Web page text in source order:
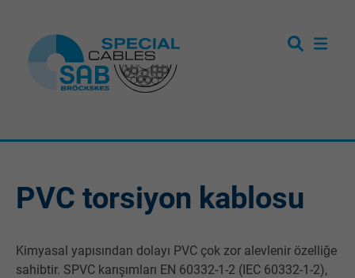
PVC torsiyon kablosu
Kimyasal yapısından dolayı PVC çok zor alevlenir özelliğe
sahibtir. SPVC karışımları EN 60332-1-2 (IEC 60332-1-2),